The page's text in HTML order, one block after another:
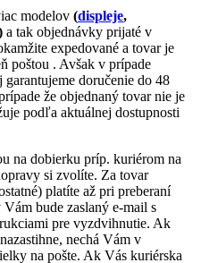
modelov (displeje,
a tak objednávky prijaté v
expedované a tovar je
poštou . Avšak v prípade
doručenie do 48
že objednaný tovar nie je
podľa aktuálnej dostupnosti
na dobierku príp. kuriérom na
si zvolíte. Za tovar
platíte až pri preberaní
bude zaslaný e-mail s
pre vyzdvihnutie. Ak
nechá Vám v
na pošte. Ak Vás kuriérska